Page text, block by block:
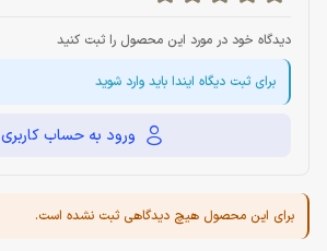
دیدگاه خود در مورد این محصول را ثبت کنید
برای ثبت دیگاه ایندا باید وارد شوید
ورود به حساب کاربری
برای این محصول هیچ دیدگاهی ثبت نشده است.